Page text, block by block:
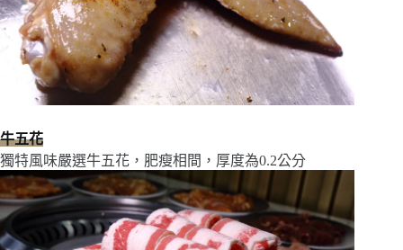
牛五花
獨特風味嚴選牛五花，肥瘦相間，厚度為0.2公分